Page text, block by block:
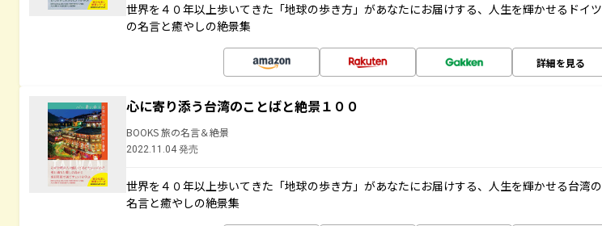
世界を４０年以上歩いてきた「地球の歩き方」があなたにお届けする、人生を輝かせるドイツ
の名言と癒やしの絶景集
詳細を見る
心に寄り添う台湾のことばと絶景１００
BOOKS 旅の名言＆絶景
2022.11.04 発売
世界を４０年以上歩いてきた「地球の歩き方」があなたにお届けする、人生を輝かせる台湾の
名言と癒やしの絶景集